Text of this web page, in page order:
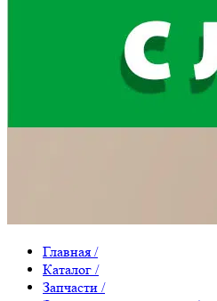
Главная /
Каталог /
Запчасти /